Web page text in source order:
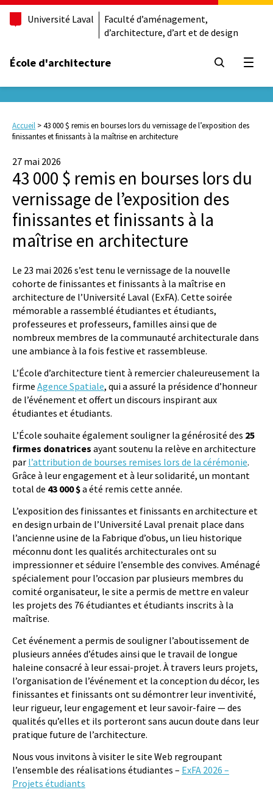
Université Laval
Faculté d’aménagement,
d’architecture, d’art et de design
École d'architecture
Accueil >43 000 $ remis en bourses lors du vernissage de l’exposition des
finissantes et finissants à la maîtrise en architecture
27 mai 2026
43 000 $ remis en bourses lors du
vernissage de l’exposition des
finissantes et finissants à la
maîtrise en architecture
Le 23 mai 2026 s’est tenu le vernissage de la nouvelle
cohorte de finissantes et finissants à la maîtrise en
architecture de l’Université Laval (ExFA). Cette soirée
mémorable a rassemblé étudiantes et étudiants,
professeures et professeurs, familles ainsi que de
nombreux membres de la communauté architecturale dans
une ambiance à la fois festive et rassembleuse.
L’École d’architecture tient à remercier chaleureusement la
firme Agence Spatiale, qui a assuré la présidence d’honneur
de l’événement et offert un discours inspirant aux
étudiantes et étudiants.
L’École souhaite également souligner la générosité des 25
firmes donatrices ayant soutenu la relève en architecture
par l’attribution de bourses remises lors de la cérémonie.
Grâce à leur engagement et à leur solidarité, un montant
total de 43 000 $a été remis cette année.
L’exposition des finissantes et finissants en architecture et
en design urbain de l’Université Laval prenait place dans
l’ancienne usine de la Fabrique d’obus, un lieu historique
méconnu dont les qualités architecturales ont su
impressionner et séduire l’ensemble des convives. Aménagé
spécialement pour l’occasion par plusieurs membres du
comité organisateur, le site a permis de mettre en valeur
les projets des 76 étudiantes et étudiants inscrits à la
maîtrise.
Cet événement a permis de souligner l’aboutissement de
plusieurs années d’études ainsi que le travail de longue
haleine consacré à leur essai-projet. À travers leurs projets,
l’organisation de l’événement et la conception du décor, les
finissantes et finissants ont su démontrer leur inventivité,
leur rigueur, leur engagement et leur savoir-faire — des
qualités qu’elles et ils porteront sans aucun doute dans leur
pratique future de l’architecture.
Nous vous invitons à visiter le site Web regroupant
l’ensemble des réalisations étudiantes – ExFA 2026 –
Projets étudiants